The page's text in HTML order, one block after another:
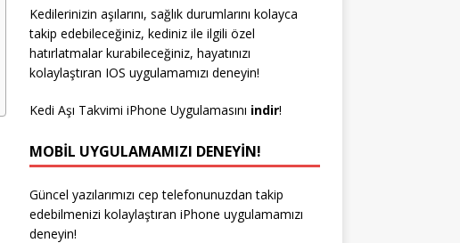
Kedilerinizin aşılarını, sağlık durumlarını kolayca
takip edebileceğiniz, kediniz ile ilgili özel
hatırlatmalar kurabileceğiniz, hayatınızı
kolaylaştıran IOS uygulamamızı deneyin!
Kedi Aşı Takvimi iPhone Uygulamasını indir!
MOBIL UYGULAMAMIZI DENEYIN!
Güncel yazılarımızı cep telefonunuzdan takip
edebilmenizi kolaylaştıran iPhone uygulamamızı
deneyin!